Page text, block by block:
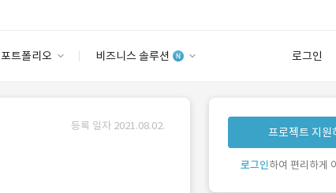
포트폴리오 비즈니스 솔루션 로그인
안심 코드 케어
유사사례 검색 AI
‘이런 거’ 만들어본
개발 회사 있어?
등록 일자 2021.08.02. 프로젝트 지원
로그인하여 편리하게